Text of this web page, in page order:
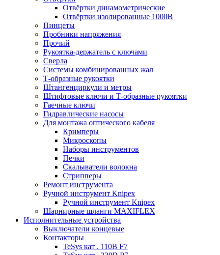
Отвёртки динамометрические
Отвёртки изолированные 1000В
Пинцеты
Пробники напряжения
Прочий
Рукоятка-держатель с ключами
Сверла
Системы комбинированных жал
Т-образные рукоятки
Штангенциркули и метры
Штифтовые ключи и Т-образные рукоятки
Гаечные ключи
Гидравлические насосы
Для монтажа оптического кабеля
Кримперы
Микроскопы
Наборы инструментов
Печки
Скалыватели волокна
Стрипперы
Ремонт инструмента
Ручной инструмент Knipex
Ручной инструмент Knipex
Шарнирные шланги MAXIFLEX
Исполнительные устройства
Выключатели концевые
Контакторы
TeSys кат . 110В F7